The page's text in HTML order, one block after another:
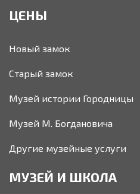
ЦЕНЫ
Новый замок
Старый замок
Музей истории Городницы
Музей М. Богдановича
Другие музейные услуги
МУЗЕЙ И ШКОЛА